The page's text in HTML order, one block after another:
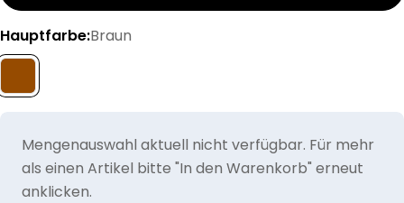
Hauptfarbe:Braun
Mengenauswahl aktuell nicht verfügbar. Für mehr
als einen Artikel bitte "In den Warenkorb" erneut
anklicken.